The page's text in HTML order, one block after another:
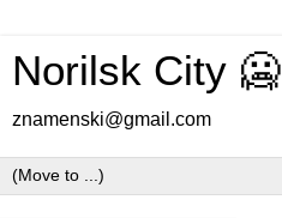
Norilsk City 🥶
znamenski@gmail.com